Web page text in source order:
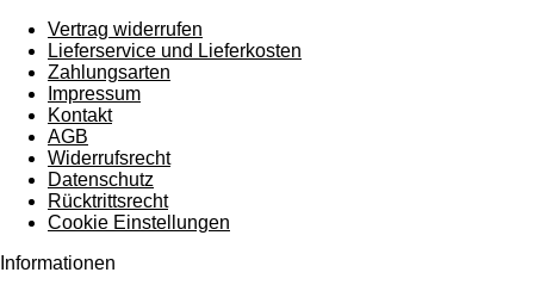
Vertrag widerrufen
Lieferservice und Lieferkosten
Zahlungsarten
Impressum
Kontakt
AGB
Widerrufsrecht
Datenschutz
Rücktrittsrecht
Cookie Einstellungen
Informationen